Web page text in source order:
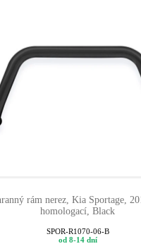
rám nerez, Kia Sportage,
homologací, Black
SPOR-R1070-06-B
od 8-14 dní